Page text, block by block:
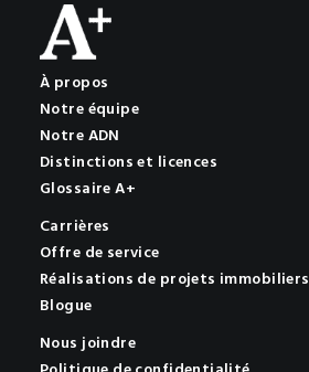
À propos
Notre équipe
Notre ADN
Distinctions et licences
Glossaire A+
Carrières
Offre de service
Réalisations de projets immobiliers
Blogue
Nous joindre